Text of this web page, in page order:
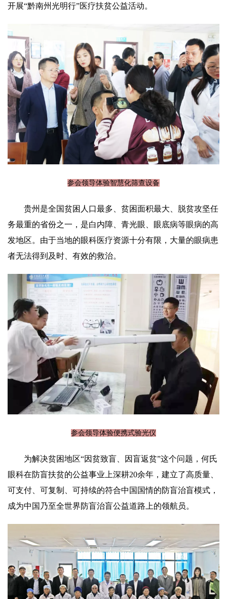
开展“黔南州光明行”医疗扶贫公益活动。
参会领导体验智慧化筛查设备
贵州是全国贫困人口最多、贫困面积最大、脱贫攻坚任
务最重的省份之一，是白内障、青光眼、眼底病等眼病的高
发地区。由于当地的眼科医疗资源十分有限，大量的眼病患
者无法得到及时、有效的救治。
参会领导体验便携式验光仪
为解决贫困地区“因贫致盲、因盲返贫”这个问题，何氏
眼科在防盲扶贫的公益事业上深耕20余年，建立了高质量、
可支付、可复制、可持续的符合中国国情的防盲治盲模式，
成为中国乃至全世界防盲治盲公益道路上的领航员。